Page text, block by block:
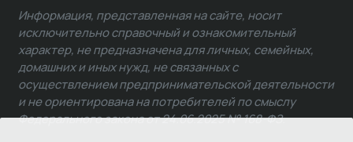
Информация, представленная на сайте, носит
исключительно справочный и ознакомительный
характер, не предназначена для личных, семейных,
домашних и иных нужд, не связанных с
осуществлением предпринимательской деятельности
и не ориентирована на потребителей по смыслу
Федерального закона от 24.06.2025 № 168-ФЗ.